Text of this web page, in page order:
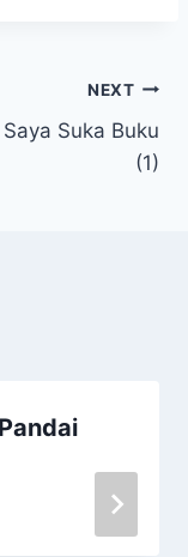
NEXT
Suka Buku
(1)